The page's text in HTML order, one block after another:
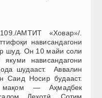
АМТИТ «Ховар»/.
нависандагони
шуд. Он 10 майи соли
нависандагони
шудааст. Аввалин
Саид Носир будааст.
— Аҳмадбек